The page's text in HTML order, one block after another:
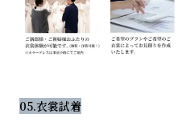
05.衣裳試着